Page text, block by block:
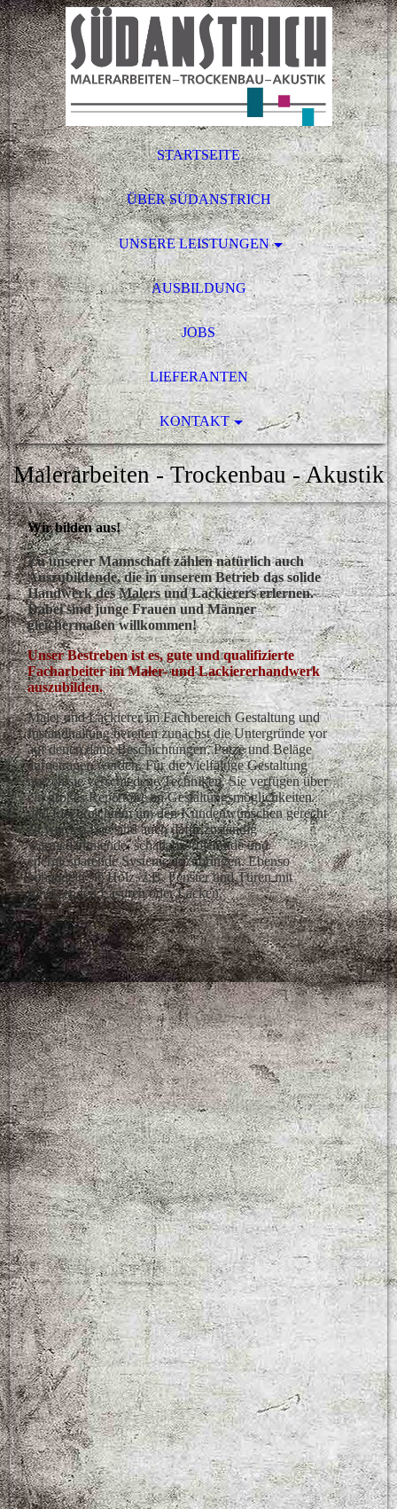
STARTSEITE
ÜBER SÜDANSTRICH
UNSERE LEISTUNGEN
AUSBILDUNG
JOBS
LIEFERANTEN
KONTAKT
Malerarbeiten - Trockenbau - Akustik
Wir bilden aus!
Zu unserer Mannschaft zählen natürlich auch
Auszubildende, die in unserem Betrieb das solide
Handwerk des Malers und Lackierers erlernen.
Dabei sind junge Frauen und Männer
gleichermaßen willkommen!
Unser Bestreben ist es, gute und qualifizierte
Facharbeiter im Maler- und Lackiererhandwerk
auszubilden.
Maler und Lackierer im Fachbereich Gestaltung und
Instandhaltung bereiten zunächst die Untergründe vor
auf denen dann Beschichtungen, Putze und Beläge
aufgetragen werden. Für die vielfältige Gestaltung
nutzen sie verschiedene Techniken. Sie verfügen über
ein großes Repertoire an Gestaltungsmöglichkeiten
und Ideenreichtum um den Kundenwünschen gerecht
zu werden. Sie sind auch dafür zuständig
wärmedämmende, schallabsorbierende und
energiesparende Systeme anzubringen. Ebenso
behandeln sie Holz, z.B. Fenster und Türen mit
schützenden Lasuren oder Lacken.
collage1